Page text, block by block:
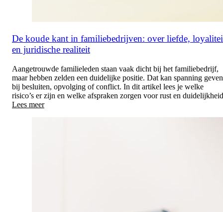
De koude kant in familiebedrijven: over liefde,
en juridische realiteit
Aangetrouwde familieleden staan vaak dicht bij het familiebedrijf,
maar hebben zelden een duidelijke positie. Dat kan spanning geven
bij besluiten, opvolging of conflict. In dit artikel lees je welke
risico’s er zijn en welke afspraken zorgen voor rust en
Lees meer